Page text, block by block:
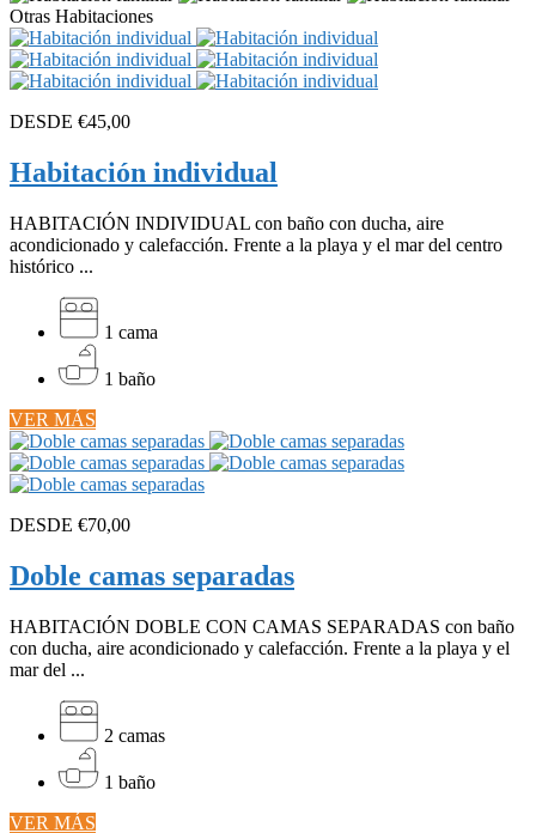
Otras Habitaciones
DESDE €45,00
Habitación individual
HABITACIÓN INDIVIDUAL con baño con ducha, aire
acondicionado y calefacción. Frente a la playa y el mar del centro
histórico ...
1 cama
1 baño
VER MÁS
DESDE €70,00
Doble camas separadas
HABITACIÓN DOBLE CON CAMAS SEPARADAS con baño
con ducha, aire acondicionado y calefacción. Frente a la playa y el
mar del ...
2 camas
1 baño
VER MÁS